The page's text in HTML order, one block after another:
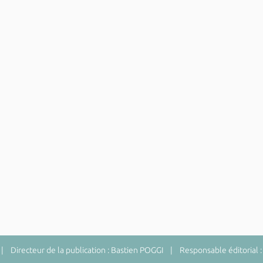
Directeur de la publication : Bastien POGGI | Responsable éditorial :